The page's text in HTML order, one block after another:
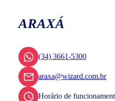
ARAXÁ
(34) 3661-5300
araxa@wizard.com.br
Horário de